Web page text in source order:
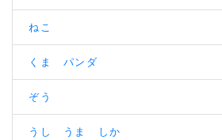
ねこ
くま パンダ
ぞう
うし うま しか